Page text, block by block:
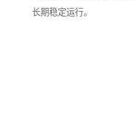
长期稳定运行。